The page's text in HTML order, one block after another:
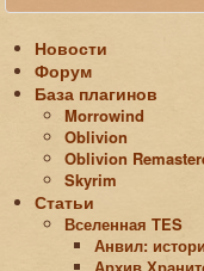
Новости
Форум
База плагинов
Morrowind
Oblivion
Oblivion
Skyrim
Статьи
Вселенная TES
Анвил: